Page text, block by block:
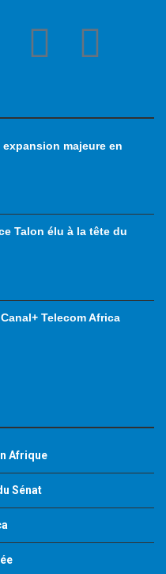
expansion majeure en
Talon élu à la tête du
Telecom Africa
Afrique
Sénat